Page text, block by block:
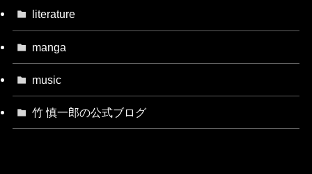
literature
manga
music
竹 慎一郎の公式ブログ